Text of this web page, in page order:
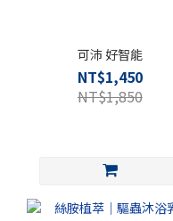
可沛 好智能
NT$1,450
NT$1,850